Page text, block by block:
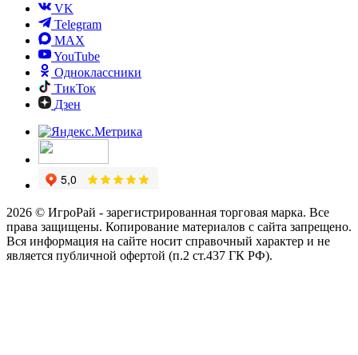
VK
Telegram
MAX
YouTube
Одноклассники
ТикТок
Дзен
2026 © ИгроРай - зарегистрированная торговая марка. Все
права защищены. Копирование материалов с сайта запрещено.
Вся информация на сайте носит справочный характер и не
является публичной офертой (п.2 ст.437 ГК РФ).